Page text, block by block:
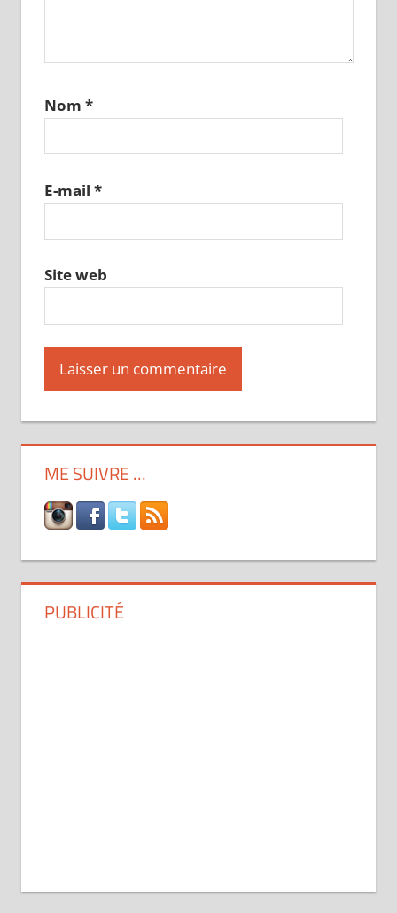
Nom *
E-mail *
Site web
ME SUIVRE …
PUBLICITÉ